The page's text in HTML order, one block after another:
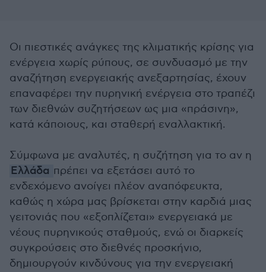
Οι πιεστικές ανάγκες της κλιματικής κρίσης για
ενέργεια χωρίς ρύπους, σε συνδυασμό με την
αναζήτηση ενεργειακής ανεξαρτησίας, έχουν
επαναφέρει την πυρηνική ενέργεια στο τραπέζι
των διεθνών συζητήσεων ως μια «πράσινη»,
κατά κάποιους, και σταθερή εναλλακτική.
Σύμφωνα με αναλυτές, η συζήτηση για το αν η
Ελλάδα πρέπει να εξετάσει αυτό το
ενδεχόμενο ανοίγει πλέον αναπόφευκτα,
καθώς η χώρα μας βρίσκεται στην καρδιά μιας
γειτονιάς που «εξοπλίζεται» ενεργειακά με
νέους πυρηνικούς σταθμούς, ενώ οι διαρκείς
συγκρούσεις στο διεθνές προσκήνιο,
δημιουργούν κινδύνους για την ενεργειακή